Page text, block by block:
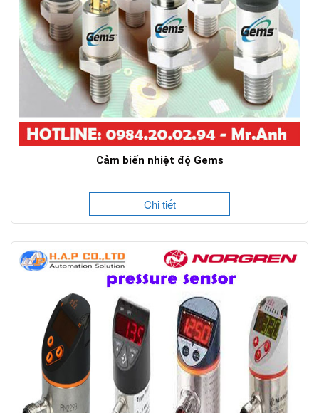
Cảm biến nhiệt độ Gems
Chi tiết